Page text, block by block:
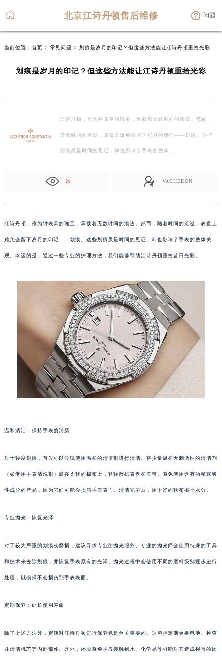
北京江诗丹顿售后维修 问题
当前位置： 首页 > 常见问题 > 划痕是岁月的印记？但这些方法能让江诗丹顿重拾光彩
划痕是岁月的印记？但这些方法能让江诗丹顿重拾光彩
江诗丹顿，作为钟表界的瑰宝，承载着无数时间的痕迹。然而，
随着时间的流逝，表盘上难免会留下岁月的印记——划痕。这些
划痕虽是时间的见证，却也影响了手表的整体…
次 VACHERON
江诗丹顿，作为钟表界的瑰宝，承载着无数时间的痕迹。然而，随着时间的流逝，表盘上
难免会留下岁月的印记——划痕。这些划痕虽是时间的见证，却也影响了手表的整体美
观。幸运的是，通过一些专业的护理方法，我们能够帮助江诗丹顿重拾昔日光彩。
温和清洁：保持手表的清新
对于轻度划痕，首先可以尝试使用温和的清洁剂进行清洁。将少量温和无刺激性的清洁剂
（如专用手表清洗剂）滴在柔软的棉布上，轻轻擦拭表盘和表带。避免使用含有酒精或酸
性成分的产品，因为它们可能会损伤手表表面。清洁完毕后，用干净的软布擦干水分。
专业抛光：恢复光泽
对于较为严重的划痕或磨损，建议寻求专业的抛光服务。专业的抛光师会使用特殊的工具
和技术来去除划痕，并恢复手表原有的光泽。抛光过程中会使用不同的磨料级别逐步进行
处理，以确保不会损伤到手表表面。
定期保养：延长使用寿命
除了上述方法外，定期对江诗丹顿进行保养也是至关重要的。这包括定期更换电池、检查
并清洁机芯等内部部件。此外，还应避免手表接触到水、化学品等可能对其造成损害的因